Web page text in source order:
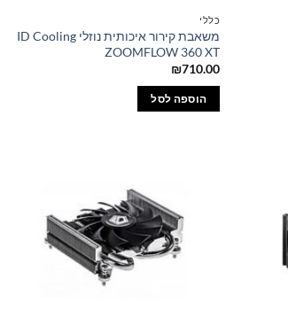
כללי
משאבת קירור איכותית נוזלי ID Cooling
ZOOMFLOW 360 XT
₪710.00
הוספה לסל